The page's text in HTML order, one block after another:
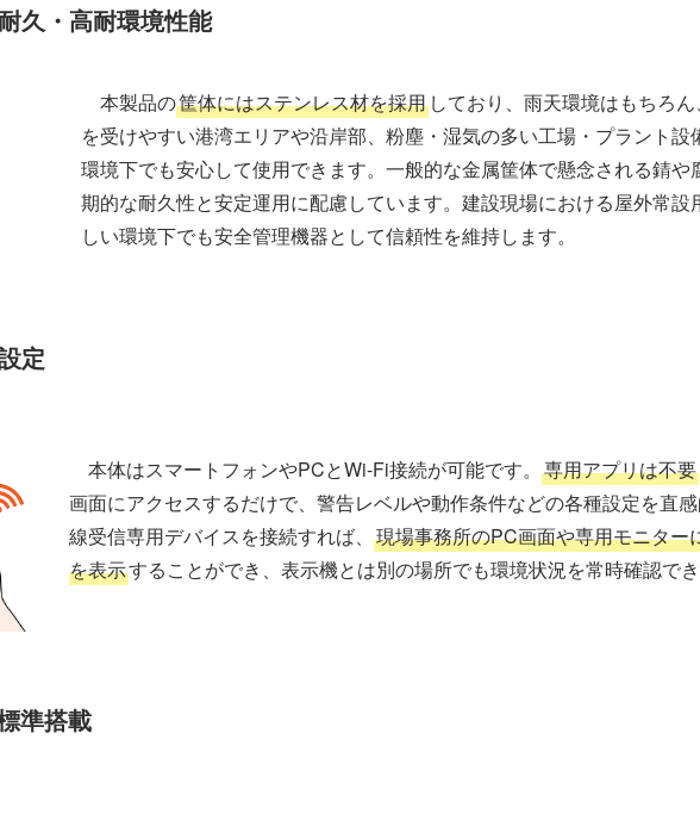
久・高耐環境性能
本製品の筐体にはステンレス材を採用しており、雨天環境はもちろ
を受けやすい港湾エリアや沿岸部、粉塵・湿気の多い工場・プラント設
環境下でも安心して使用できます。一般的な金属筐体で懸念される錆や
期的な耐久性と安定運用に配慮しています。建設現場における屋外常設
しい環境下でも安全管理機器として信頼性を維持します。
定
本体はスマートフォンやPCとWi-Fi接続が可能です。 専用アプリは不要
画面にアクセスするだけで、警告レベルや動作条件などの各種設定を直
線受信専用デバイスを接続すれば、 現場事務所のPC画面や専用モニター
を表示することができ、表示機とは別の場所でも環境状況を常時確認でき
準搭載